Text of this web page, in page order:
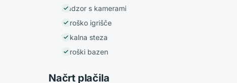
Nadzor s kamerami
Otroško igrišče
Tekalna steza
Otroški bazen
Načrt plačila